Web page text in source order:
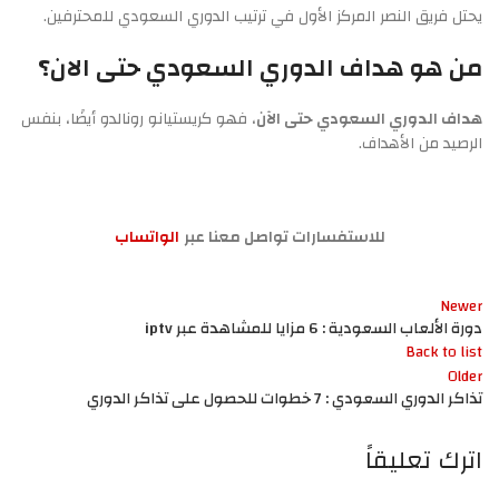
يحتل فريق النصر المركز الأول في ترتيب الدوري السعودي للمحترفين.
من هو هداف الدوري السعودي حتى الان؟
هداف الدوري السعودي حتى الآن، فهو كريستيانو رونالدو أيضًا، بنفس
الرصيد من الأهداف.
للاستفسارات تواصل معنا عبرالواتساب
Newer
دورة الألعاب السعودية : 6 مزايا للمشاهدة عبر iptv
Back to list
Older
تذاكر الدوري السعودي : 7 خطوات للحصول على تذاكر الدوري
اترك تعليقاً